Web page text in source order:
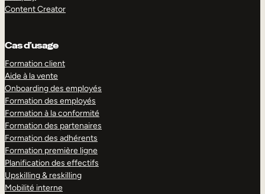
Content Creator
Cas d’usage
Formation client
Aide à la vente
Onboarding des employés
Formation des employés
Formation à la conformité
Formation des partenaires
Formation des adhérents
Formation première ligne
Planification des effectifs
Upskilling & reskilling
Mobilité interne